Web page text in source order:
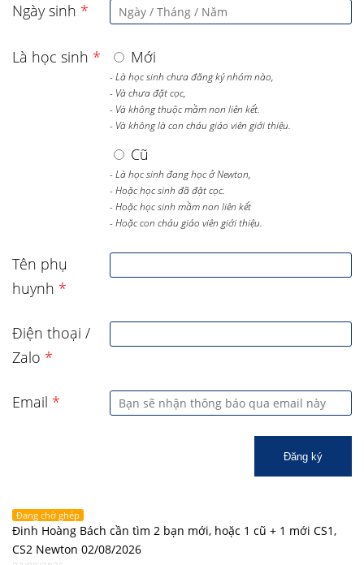
Ngày sinh *
Là học sinh * Mới
- Là học sinh chưa đăng ký nhóm nào,
- Và chưa đặt cọc,
- Và không thuộc mầm non liên kết.
- Và không là con cháu giáo viên giới thiệu.
Cũ
- Là học sinh đang học ở Newton,
- Hoặc học sinh đã đặt cọc.
- Hoặc học sinh mầm non liên kết
- Hoặc con cháu giáo viên giới thiệu.
Tên phụ
huynh *
Điện thoại /
Zalo *
Email *
Đăng ký
Đang chờ ghép
Đinh Hoàng Bách cần tìm 2 bạn mới, hoặc 1 cũ + 1 mới CS1,
CS2 Newton 02/08/2026